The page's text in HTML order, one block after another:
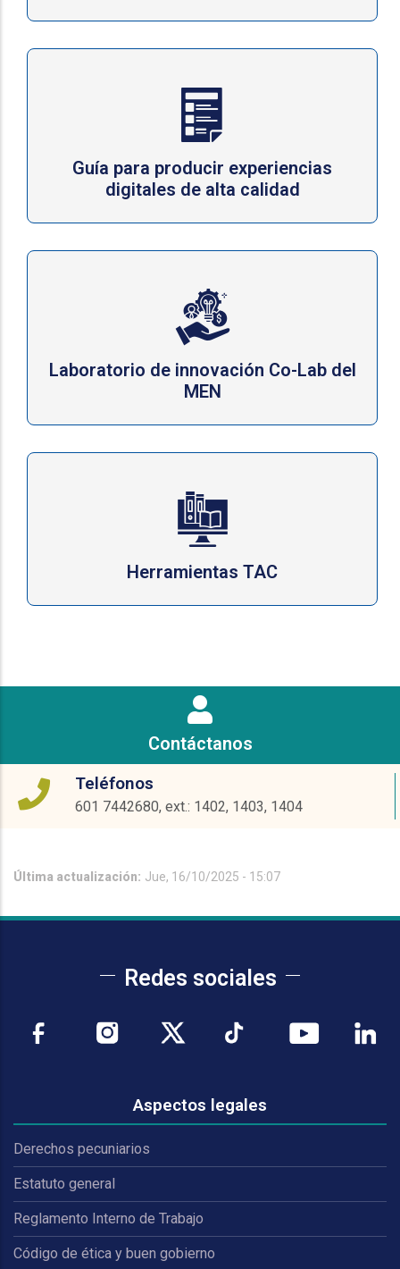
Guía para producir experiencias
digitales de alta calidad
Laboratorio de innovación Co-Lab del
MEN
Herramientas TAC
Contáctanos
Teléfonos
601 7442680, ext.: 1402, 1403, 1404
Última actualización: Jue, 16/10/2025 - 15:07
Redes sociales
Aspectos legales
Derechos pecuniarios
Estatuto general
Reglamento Interno de Trabajo
Código de ética y buen gobierno